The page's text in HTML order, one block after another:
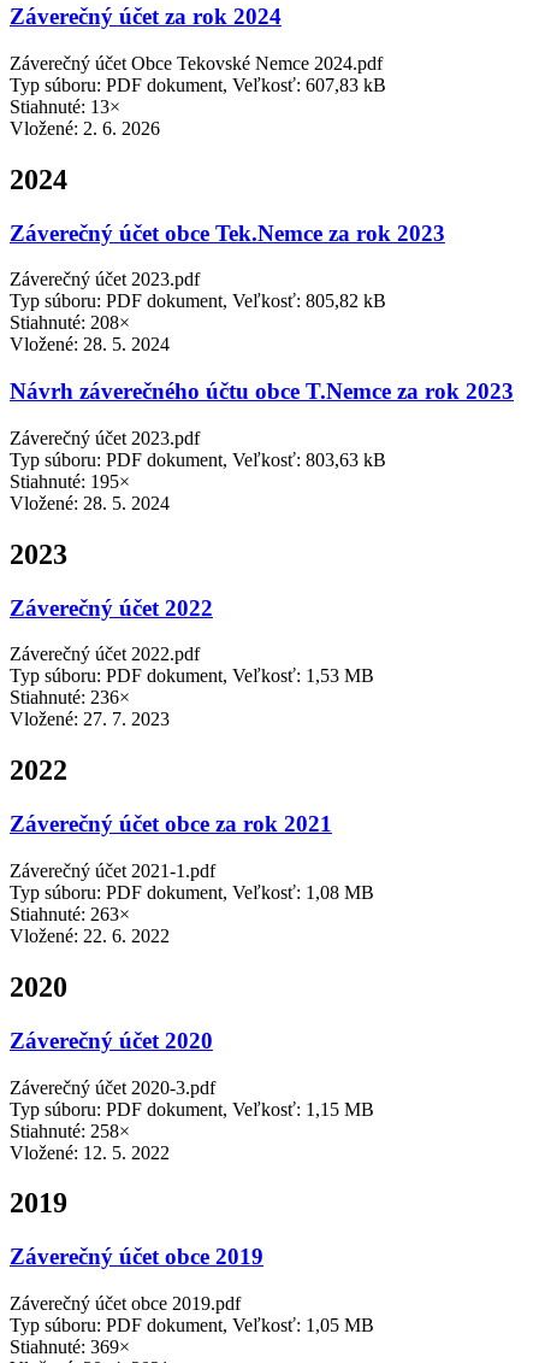
Záverečný účet za rok 2024
Záverečný účet Obce Tekovské Nemce 2024.pdf
Typ súboru: PDF dokument, Veľkosť: 607,83 kB
Stiahnuté: 13×
Vložené: 2. 6. 2026
2024
Záverečný účet obce Tek.Nemce za rok 2023
Záverečný účet 2023.pdf
Typ súboru: PDF dokument, Veľkosť: 805,82 kB
Stiahnuté: 208×
Vložené: 28. 5. 2024
Návrh záverečného účtu obce T.Nemce za rok 2023
Záverečný účet 2023.pdf
Typ súboru: PDF dokument, Veľkosť: 803,63 kB
Stiahnuté: 195×
Vložené: 28. 5. 2024
2023
Záverečný účet 2022
Záverečný účet 2022.pdf
Typ súboru: PDF dokument, Veľkosť: 1,53 MB
Stiahnuté: 236×
Vložené: 27. 7. 2023
2022
Záverečný účet obce za rok 2021
Záverečný účet 2021-1.pdf
Typ súboru: PDF dokument, Veľkosť: 1,08 MB
Stiahnuté: 263×
Vložené: 22. 6. 2022
2020
Záverečný účet 2020
Záverečný účet 2020-3.pdf
Typ súboru: PDF dokument, Veľkosť: 1,15 MB
Stiahnuté: 258×
Vložené: 12. 5. 2022
2019
Záverečný účet obce 2019
Záverečný účet obce 2019.pdf
Typ súboru: PDF dokument, Veľkosť: 1,05 MB
Stiahnuté: 369×